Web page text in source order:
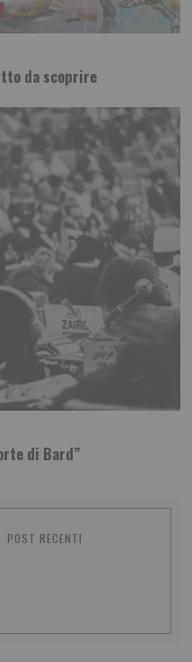
da scoprire
di Bard”
POST RECENTI